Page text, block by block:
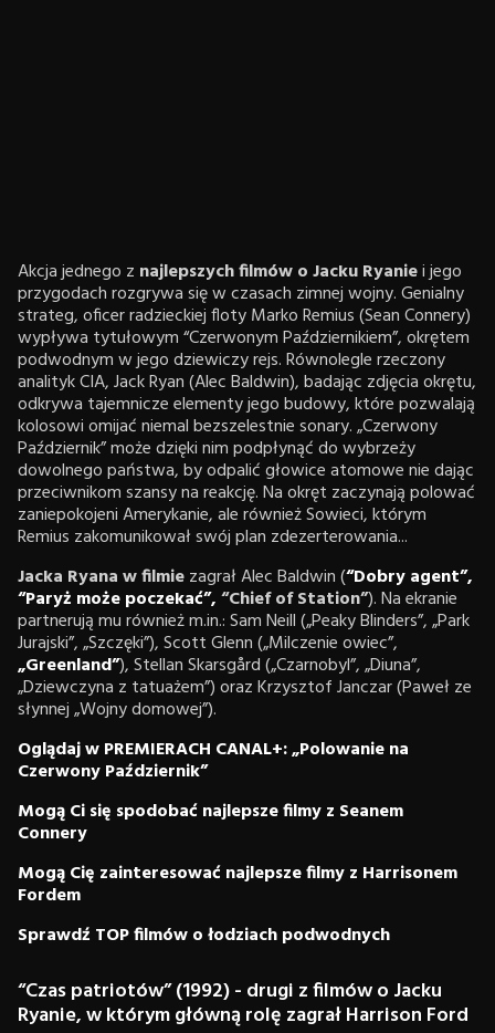
Akcja jednego z najlepszych filmów o Jacku Ryaniei jego
przygodach rozgrywa się w czasach zimnej wojny. Genialny
strateg, oficer radzieckiej floty Marko Remius (Sean Connery)
wypływa tytułowym “Czerwonym Październikiem”, okrętem
podwodnym w jego dziewiczy rejs. Równolegle rzeczony
analityk CIA, Jack Ryan (Alec Baldwin), badając zdjęcia okrętu,
odkrywa tajemnicze elementy jego budowy, które pozwalają
kolosowi omijać niemal bezszelestnie sonary. „Czerwony
Październik” może dzięki nim podpłynąć do wybrzeży
dowolnego państwa, by odpalić głowice atomowe nie dając
przeciwnikom szansy na reakcję. Na okręt zaczynają polować
zaniepokojeni Amerykanie, ale również Sowieci, którym
Remius zakomunikował swój plan zdezerterowania...
Jacka Ryana w filmiezagrał Alec Baldwin (“Dobry agent”,
“Paryż może poczekać”,“Chief of Station”). Na ekranie
partnerują mu również m.in.: Sam Neill („Peaky Blinders”, „Park
Jurajski”, „Szczęki”), Scott Glenn („Milczenie owiec”,
„Greenland”), Stellan Skarsgård („Czarnobyl”, „Diuna”,
„Dziewczyna z tatuażem”) oraz Krzysztof Janczar (Paweł ze
słynnej „Wojny domowej”).
Oglądaj w PREMIERACH CANAL+: „Polowanie na
Czerwony Październik”
Mogą Ci się spodobać najlepsze filmy z Seanem
Connery
Mogą Cię zainteresować najlepsze filmy z Harrisonem
Fordem
Sprawdź TOP filmów o łodziach podwodnych
“Czas patriotów” (1992) - drugi z filmów o Jacku
Ryanie, w którym główną rolę zagrał Harrison Ford